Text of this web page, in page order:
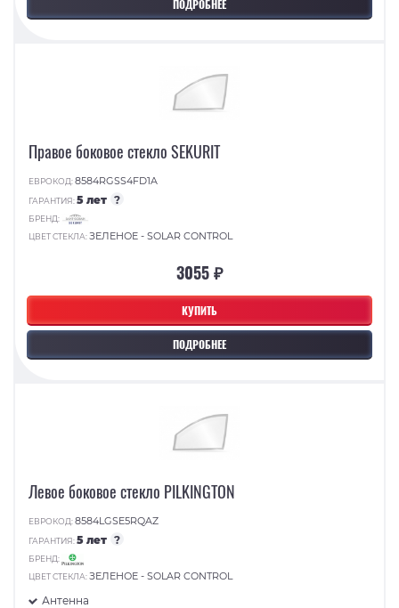
ПОДРОБНЕЕ
КУПИТЬ
ПОДРОБНЕЕ
Правое боковое стекло SEKURIT
ЕВРОКОД:8584RGSS4FD1A
ГАРАНТИЯ:5 лет ?
БРЕНД:
ЦВЕТ СТЕКЛА:ЗЕЛЕНОЕ - SOLAR CONTROL
3055 ₽
Левое боковое стекло PILKINGTON
ЕВРОКОД:8584LGSE5RQAZ
ГАРАНТИЯ:5 лет ?
БРЕНД:
ЦВЕТ СТЕКЛА:ЗЕЛЕНОЕ - SOLAR CONTROL
Антенна